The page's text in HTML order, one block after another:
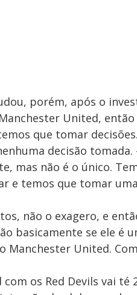
porém, após o
United,
que tomar
decisão tomada.
mas não é o único.
e temos que tomar
não o exagero, e
basicamente se ele é
Manchester United.
os Red Devils vai té